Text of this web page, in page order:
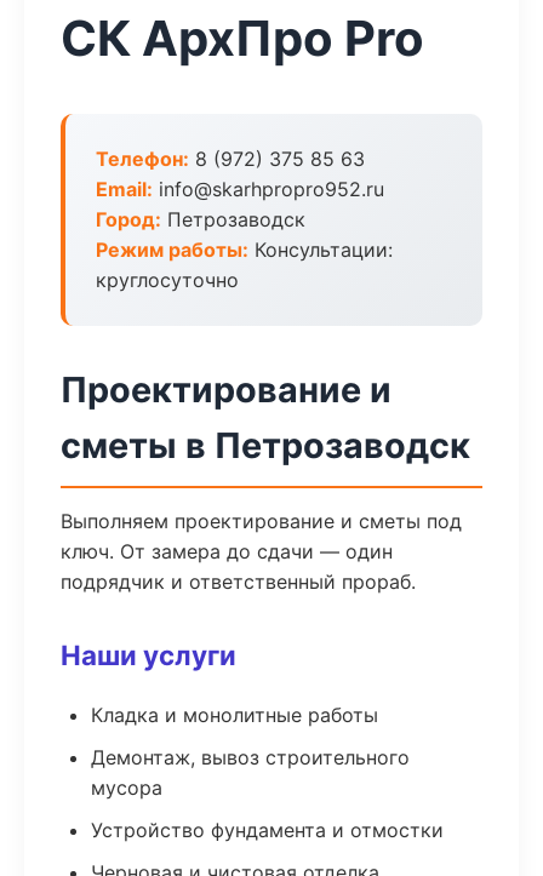
СК АрхПро Pro
Телефон: 8 (972) 375 85 63
Email: info@skarhpropro952.ru
Город: Петрозаводск
Режим работы: Консультации:
круглосуточно
Проектирование и
сметы в Петрозаводск
Выполняем проектирование и сметы под
ключ. От замера до сдачи — один
подрядчик и ответственный прораб.
Наши услуги
Кладка и монолитные работы
Демонтаж, вывоз строительного
мусора
Устройство фундамента и отмостки